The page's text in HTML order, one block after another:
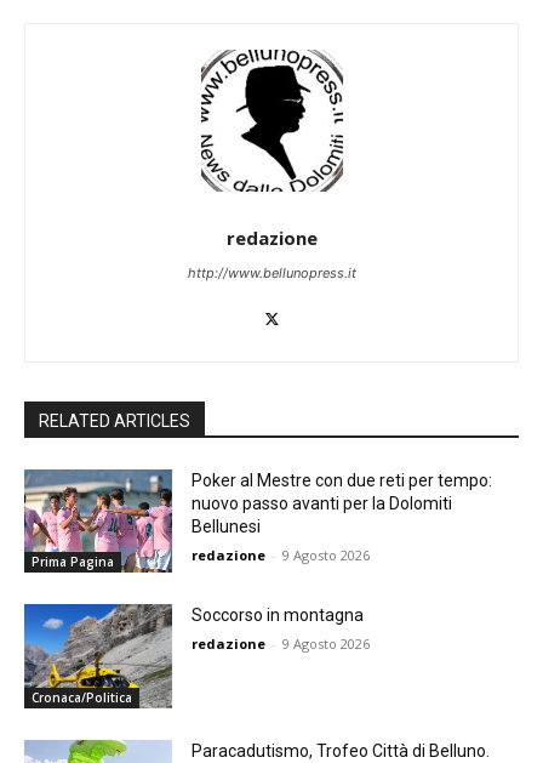
redazione
http://www.bellunopress.it
RELATED ARTICLES
Prima Pagina
Poker al Mestre con due reti per tempo:
nuovo passo avanti per la Dolomiti
Bellunesi
redazione - 9 Agosto 2026
Cronaca/Politica
Soccorso in montagna
redazione - 9 Agosto 2026
Paracadutismo, Trofeo Città di Belluno.